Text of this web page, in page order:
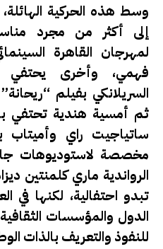
وسط هذه الحركية
إلى أكثر من مجرد
لمهرجان القاهرة
فهمي، وأخرى يحتفي
السريلانكي بفيلم
ثم أمسية هندية تحتفي
ساتياجيت راي وأميتاب
مخصصة لاستوديوهات
الرواندية ماري كلمنتين
تبدو احتفالية، لكنها
الدول والمؤسسات الثقافية
للنفوذ والتعريف بالذات